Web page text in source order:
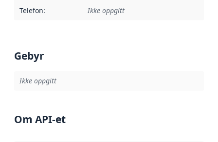
Telefon: Ikke oppgitt
Gebyr
Ikke oppgitt
Om API-et